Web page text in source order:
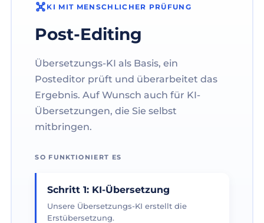
KI MIT MENSCHLICHER PRÜFUNG
Post-Editing
Übersetzungs-KI als Basis, ein
Posteditor prüft und überarbeitet das
Ergebnis. Auf Wunsch auch für KI-
Übersetzungen, die Sie selbst
mitbringen.
SO FUNKTIONIERT ES
Schritt 1: KI-Übersetzung
Unsere Übersetzungs-KI erstellt die
Erstübersetzung.